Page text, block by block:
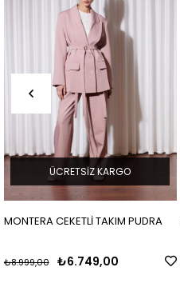
MONTERA CEKETLİ TAKIM PUDRA
₺6.749,00
₺8.999,00
ÜCRETSIZ KARGO